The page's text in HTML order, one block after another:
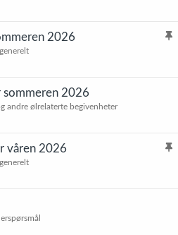
K
2026
2026
andre ølrelaterte begivenheter
K
våren 2026